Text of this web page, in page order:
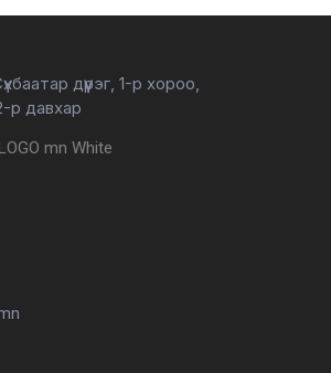
дүүрэг, 1-р хороо,
р давхар